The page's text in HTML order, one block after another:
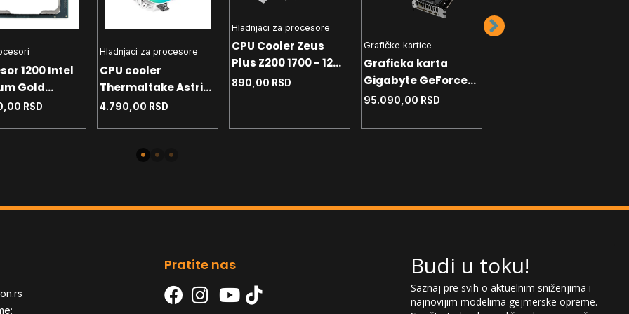
1200 Intel
Gold
4.0 GHz Tray
RSD
Hladnjaci za procesore
CPU cooler
Thermaltake Astria
200 White 1700 -
4.790,00 RSD
Hladnjaci za procesore
CPU Cooler Zeus
Plus Z200 1700 - 1200
- AM4 - AM5 TDP
890,00 RSD
Grafičke kartice
Graficka karta
Gigabyte GeForce
RTX 5070 Windforce
192bit 3xDP - HDMI
95.090,00 RSD
Pratite nas Budi u toku!
Saznaj pre svih o aktuelnim sniženjima i
najnovijim modelima gejmerske opreme.